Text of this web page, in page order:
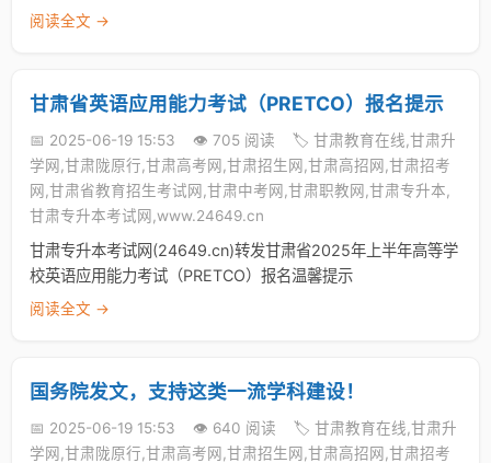
阅读全文 →
甘肃省英语应用能力考试（PRETCO）报名提示
📅 2025-06-19 15:53 👁️ 705 阅读
🏷️ 甘肃教育在线,甘肃升
学网,甘肃陇原行,甘肃高考网,甘肃招生网,甘肃高招网,甘肃招考
网,甘肃省教育招生考试网,甘肃中考网,甘肃职教网,甘肃专升本,
甘肃专升本考试网,www.24649.cn
甘肃专升本考试网(24649.cn)转发甘肃省2025年上半年高等学
校英语应用能力考试（PRETCO）报名温馨提示
阅读全文 →
国务院发文，支持这类一流学科建设！
📅 2025-06-19 15:53 👁️ 640 阅读
🏷️ 甘肃教育在线,甘肃升
学网,甘肃陇原行,甘肃高考网,甘肃招生网,甘肃高招网,甘肃招考